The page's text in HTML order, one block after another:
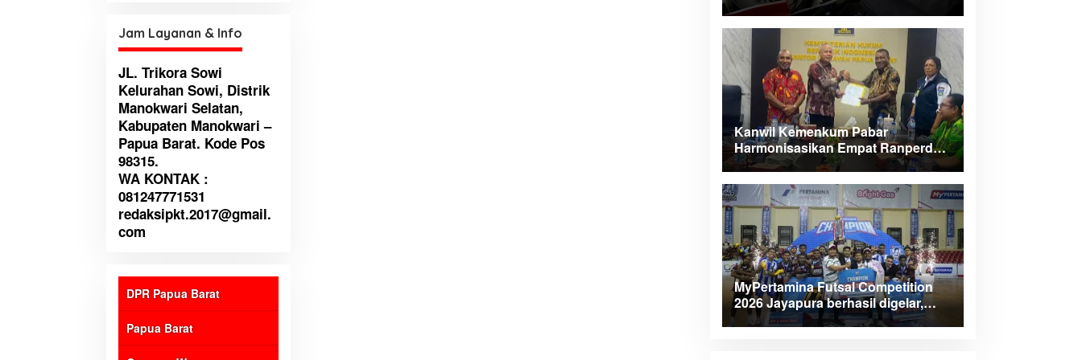
Jam Layanan & Info
JL. Trikora Sowi
Kelurahan Sowi, Distrik
Manokwari Selatan,
Kabupaten Manokwari –
Papua Barat. Kode Pos
98315.
WA KONTAK :
081247771531
redaksipkt.2017@gmail.
com
DPR Papua Barat
Papua Barat
Kanwil Kemenkum Pabar
Harmonisasikan Empat Ranperda
Kabupaten Teluk Wondama
MyPertamina Futsal Competition
2026 Jayapura berhasil digelar,
dorong talenta muda berprestasi